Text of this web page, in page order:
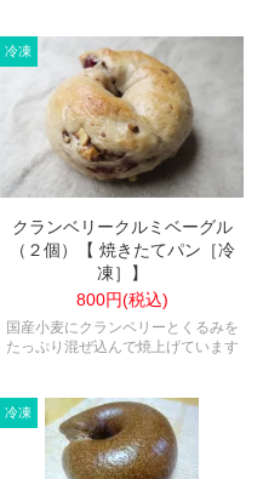
クランベリークルミベーグル
（２個）【 焼きたてパン［冷
凍］】
800円(税込)
国産小麦にクランベリーとくるみを
たっぷり混ぜ込んで焼上げています